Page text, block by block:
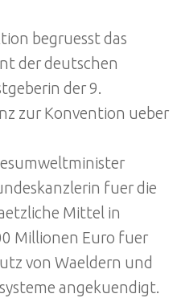
begruesst das
der deutschen
der 9.
zur Konvention ueber
fuer die
Mittel in
Millionen Euro fuer
von Waeldern und
angekuendigt.